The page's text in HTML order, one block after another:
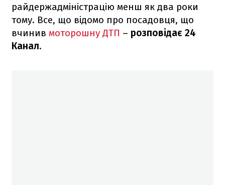
райдержадміністрацію менш як два роки
тому. Все, що відомо про посадовця, що
вчинив моторошну ДТП – розповідає 24
Канал.